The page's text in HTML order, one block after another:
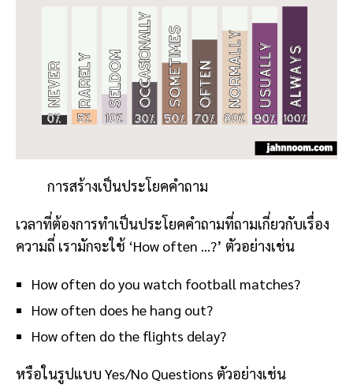
การสร้างเป็นประโยคคำถาม
เวลาที่ต้องการทำเป็นประโยคคำถามที่ถามเกี่ยวกับเรื่อง
ความถี่ เรามักจะใช้ ‘How often …?’ ตัวอย่างเช่น
How often do you watch football matches?
How often does he hang out?
How often do the flights delay?
หรือในรูปแบบ Yes/No Questions ตัวอย่างเช่น